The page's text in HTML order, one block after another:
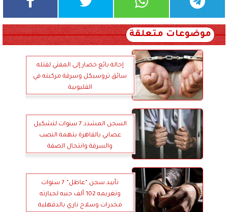
موضوعات متعلقة
إحالة بائع خضار إلى المفتي لقتله
سائق تروسيكل وسرقة مركبته في
القليوبية
السجن المشدد 7 سنوات لتشكيل
عصابي بالقاهرة بتهمة النصب
والسرقة وانتحال الصفة
تأييد سجن ”عاطل” 7 سنوات
وتغريمه 102 ألف جنيه لحيازته
مخدرات وسلاح ناري بالدقهلية